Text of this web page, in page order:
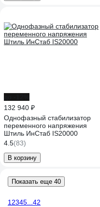
132 940 ₽
Однофазный стабилизатор
переменного напряжения
Штиль ИнСтаб IS20000
4.5(83)
В корзину
Показать еще 40
1 2345 42